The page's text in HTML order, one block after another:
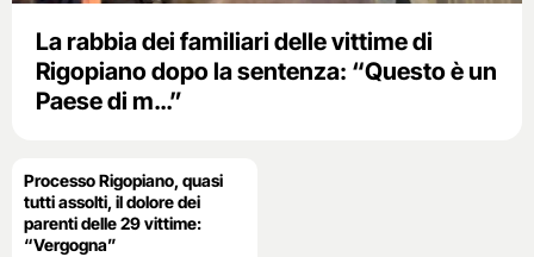
La rabbia dei familiari delle vittime di
Rigopiano dopo la sentenza: “Questo è un
Paese di m…”
Processo Rigopiano, quasi
tutti assolti, il dolore dei
parenti delle 29 vittime:
“Vergogna”